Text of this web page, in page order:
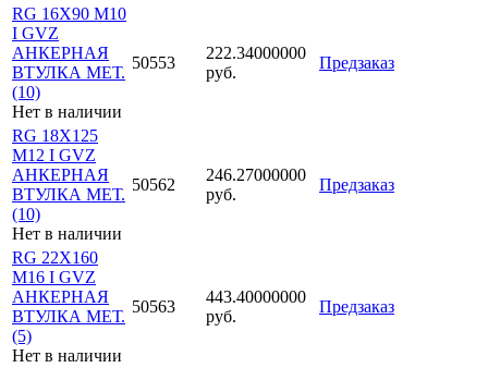
RG 16X90 M10
I GVZ
АНКЕРНАЯ
ВТУЛКА МЕТ.
(10)
Нет в наличии
50553
222.34000000
руб.
Предзаказ
RG 18X125
M12 I GVZ
АНКЕРНАЯ
ВТУЛКА МЕТ.
(10)
Нет в наличии
50562
246.27000000
руб.
Предзаказ
RG 22X160
M16 I GVZ
АНКЕРНАЯ
ВТУЛКА МЕТ.
(5)
Нет в наличии
50563
443.40000000
руб.
Предзаказ